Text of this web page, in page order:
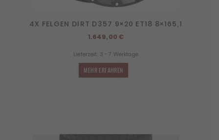
4X FELGEN DIRT D357 9×20 ET18 8×165,1
1.649,00€
Lieferzeit: 3 - 7 Werktage
MEHR ERFAHREN